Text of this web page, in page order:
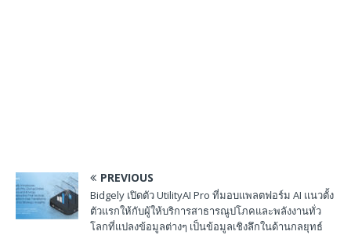
PREVIOUS
Bidgely เปิดตัว UtilityAI Pro ที่มอบแพลตฟอร์ม AI แนวตั้ง
ตัวแรกให้กับผู้ให้บริการสาธารณูปโภคและพลังงานทั่ว
โลกที่แปลงข้อมูลต่างๆ เป็นข้อมูลเชิงลึกในด้านกลยุทธ์